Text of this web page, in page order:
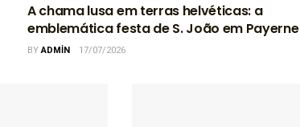
A chama lusa em terras helvéticas: a
emblemática festa de S. João em Payerne
BYADMIN 17/07/2026